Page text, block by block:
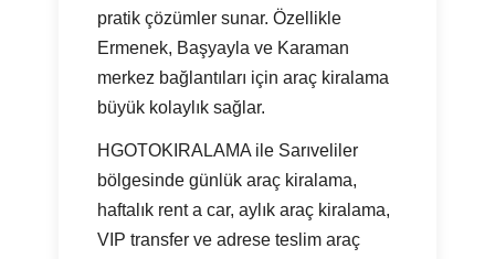
pratik çözümler sunar. Özellikle
Ermenek, Başyayla ve Karaman
merkez bağlantıları için araç kiralama
büyük kolaylık sağlar.
HGOTOKIRALAMA ile Sarıveliler
bölgesinde günlük araç kiralama,
haftalık rent a car, aylık araç kiralama,
VIP transfer ve adrese teslim araç